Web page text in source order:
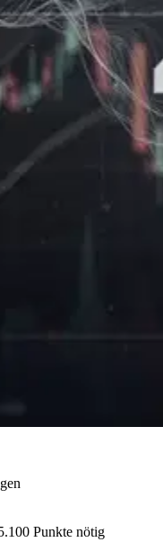
Punkte nötig